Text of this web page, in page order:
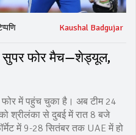
Kaushal Badgujar
सुपर फोर मैच—शेड्यूल,
में पहुंच चुका है। अब टीम 24
श्रीलंका से दुबई में रात 8 बजे
में 9-28 सितंबर तक UAE में हो